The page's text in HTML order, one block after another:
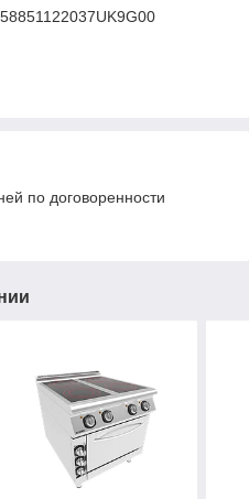
по договоренности